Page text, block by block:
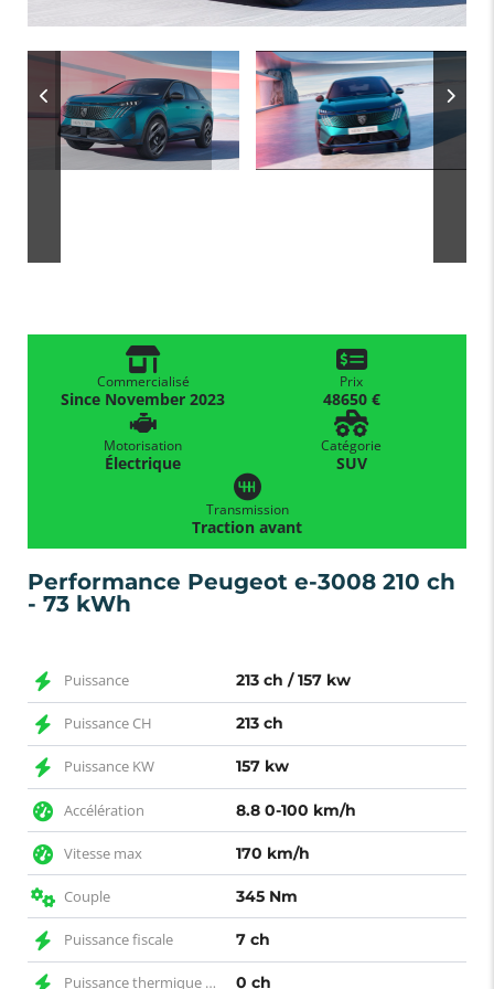
Commercialisé
Since November 2023
Prix
48650 €
Motorisation
Électrique
Catégorie
SUV
Transmission
Traction avant
Performance Peugeot e-3008 210 ch
- 73 kWh
Puissance 213 ch / 157 kw
Puissance CH 213 ch
Puissance KW 157 kw
Accélération 8.8 0-100 km/h
Vitesse max 170 km/h
Couple 345 Nm
Puissance fiscale 7 ch
Puissance thermique CH 0 ch